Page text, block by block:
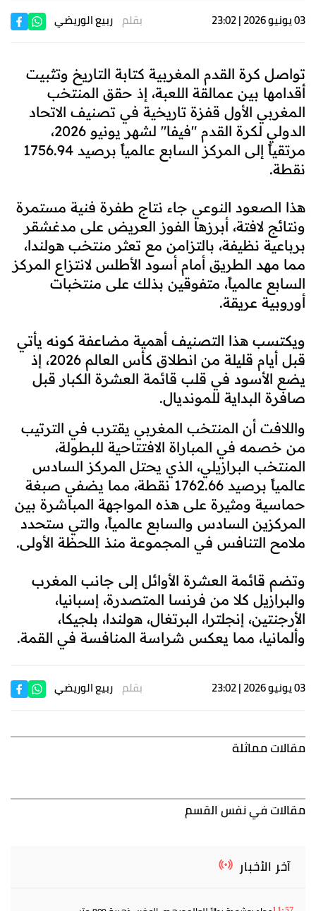
03 يونيو 2026 | 23:02 بقلم ربيع الوريضي
تواصل كرة القدم المغربية كتابة التاريخ وتثبيت
أقدامها بين عمالقة اللعبة، إذ حقق المنتخب
المغربي الأول قفزة تاريخية في تصنيف الاتحاد
الدولي لكرة القدم "فيفا" لشهر يونيو 2026،
مرتقياً إلى المركز السابع عالمياً برصيد 1756.94
نقطة.
هذا الصعود النوعي جاء نتاج طفرة فنية مستمرة
ونتائج لافتة، أبرزها الفوز العريض على مدغشقر
برباعية نظيفة، بالتزامن مع تعثر منتخب هولندا،
مما مهد الطريق أمام أسود الأطلس لانتزاع المركز
السابع عالمياً، متفوقين بذلك على منتخبات
أوروبية عريقة.
ويكتسب هذا التصنيف أهمية مضاعفة كونه يأتي
قبل أيام قليلة من انطلاق كأس العالم 2026، إذ
يضع الأسود في قلب قائمة العشرة الكبار قبل
صافرة البداية للمونديال.
واللافت أن المنتخب المغربي يقترب في الترتيب
من خصمه في المباراة الافتتاحية للبطولة،
المنتخب البرازيلي، الذي يحتل المركز السادس
عالمياً برصيد 1762.66 نقطة، مما يضفي صبغة
حماسية ومثيرة على هذه المواجهة المباشرة بين
المركزين السادس والسابع عالمياً، والتي ستحدد
ملامح التنافس في المجموعة منذ اللحظة الأولى.
وتضم قائمة العشرة الأوائل إلى جانب المغرب
والبرازيل كلا من فرنسا المتصدرة، إسبانيا،
الأرجنتين، إنجلترا، البرتغال، هولندا، بلجيكا،
وألمانيا، مما يعكس شراسة المنافسة في القمة.
03 يونيو 2026 | 23:02 بقلم ربيع الوريضي
مقالات مماثلة
مقالات في نفس القسم
آخر الأخبار